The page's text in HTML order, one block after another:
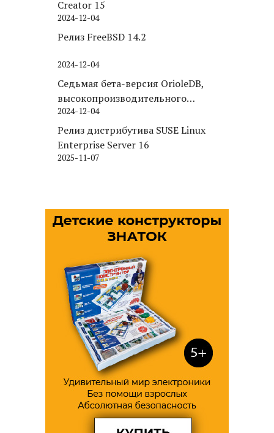
Creator 15
2024-12-04
Релиз FreeBSD 14.2
2024-12-04
Седьмая бета-версия OrioleDB,
высокопроизводительного
движка хранения для PostgreSQL
2024-12-04
Релиз дистрибутива SUSE Linux
Enterprise Server 16
2025-11-07